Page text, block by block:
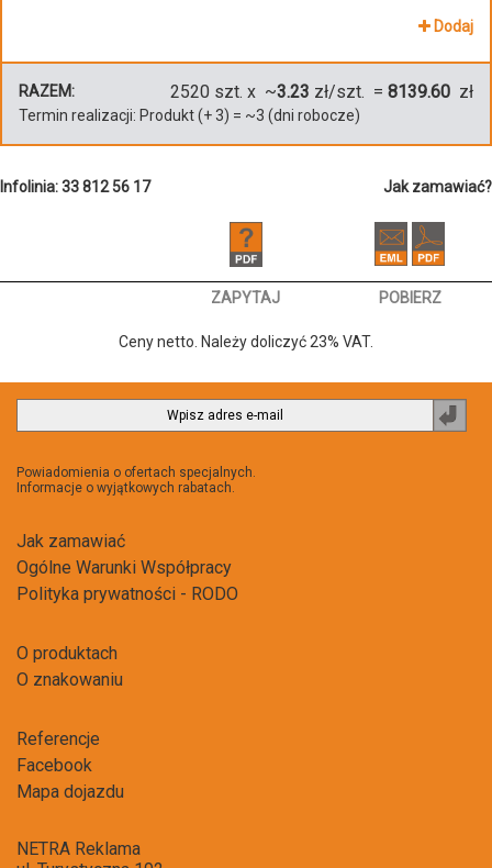
Dodaj
RAZEM: 2520 szt. x ~3.23 zł/szt. = 8139.60 zł
Termin realizacji: Produkt(+3) = ~3 (dni robocze)
Infolinia: 33 812 56 17 Jak zamawiać?
ZAPYTAJ POBIERZ
Ceny netto. Należy doliczyć 23% VAT.
Powiadomienia o ofertach specjalnych.
Informacje o wyjątkowych rabatach.
Jak zamawiać
Ogólne Warunki Współpracy
Polityka prywatności - RODO
O produktach
O znakowaniu
Referencje
Facebook
Mapa dojazdu
NETRA Reklama